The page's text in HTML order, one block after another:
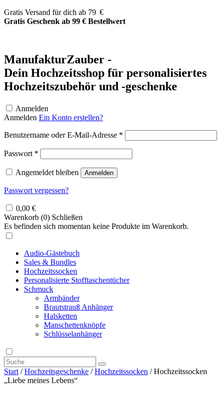
Zum
Inhalt
Gratis Versand für dich ab 79 €
Gratis Geschenk ab 99 € Bestellwert
ManufakturZauber -
Dein Hochzeitsshop für personalisiertes
Hochzeitszubehör und -geschenke
Anmelden
Anmelden Ein Konto erstellen?
Benutzername oder E-Mail-Adresse *
Passwort *
Angemeldet bleiben Anmelden
Passwort vergessen?
0,00 €
Warenkorb (0) Schließen
Es befinden sich momentan keine Produkte im Warenkorb.
Audio-Gästebuch
Sales & Bundles
Hochzeitssocken
Personalisierte Stofftaschentücher
Schmuck
Armbänder
Brautstrauß Anhänger
Halsketten
Manschettenknöpfe
Schlüsselanhänger
Start /Hochzeitsgeschenke /Hochzeitssocken / Hochzeitssocken
„Liebe meines Lebens“